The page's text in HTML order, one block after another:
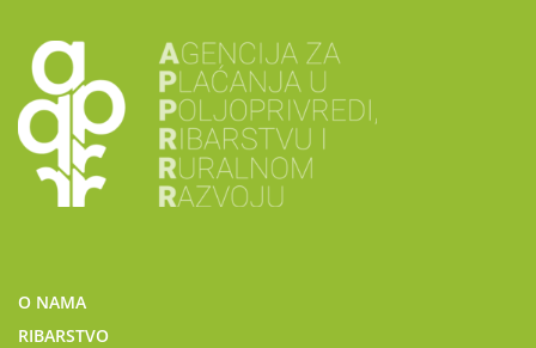
O NAMA
RIBARSTVO